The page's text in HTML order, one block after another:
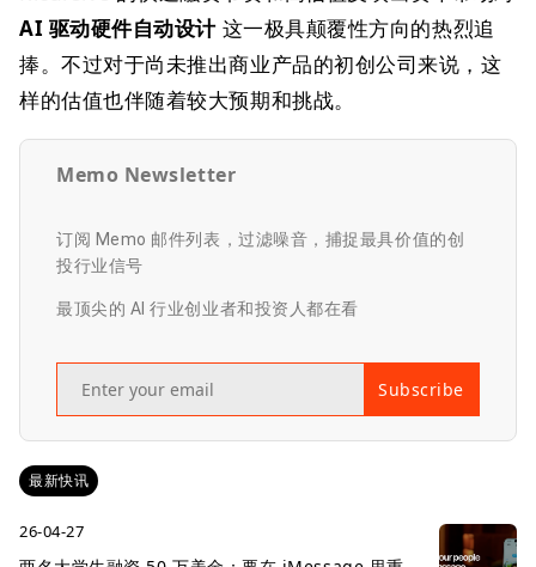
AI 驱动硬件自动设计这一极具颠覆性方向的热烈追
捧。不过对于尚未推出商业产品的初创公司来说，这
样的估值也伴随着较大预期和挑战。
Memo Newsletter
订阅 Memo 邮件列表，过滤噪音，捕捉最具价值的创
投行业信号
最顶尖的 AI 行业创业者和投资人都在看
Subscribe
最新快讯
26-04-27